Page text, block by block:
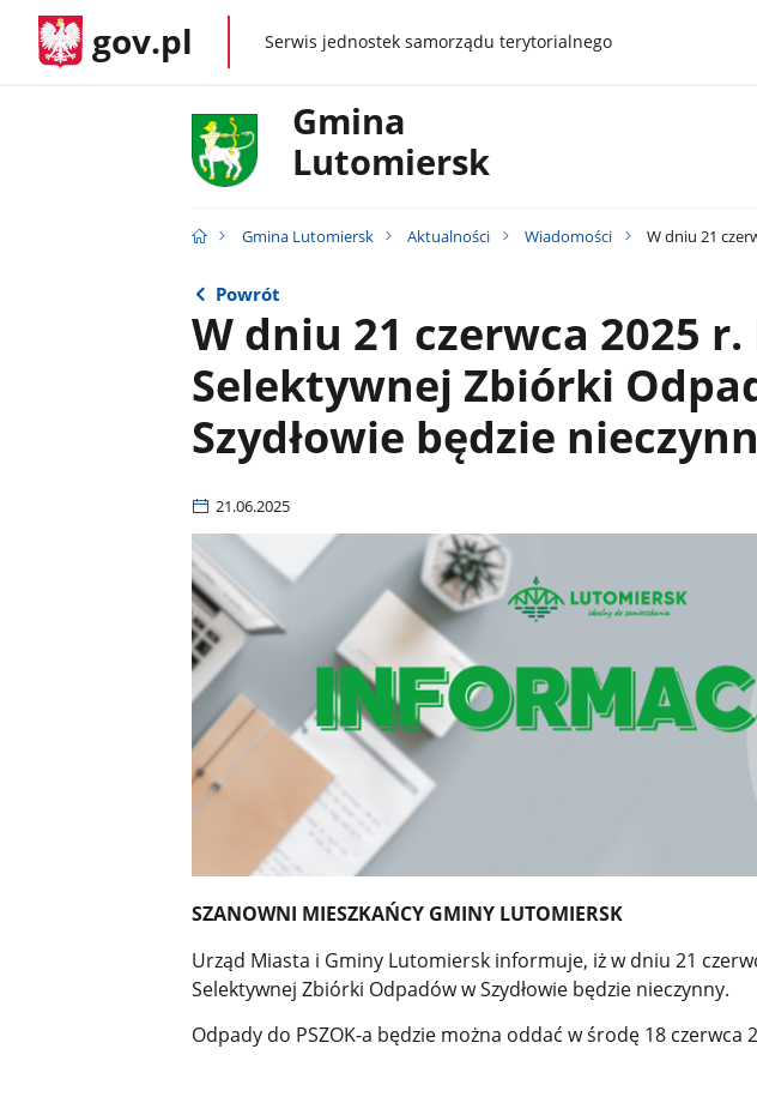
gov.pl gov.plSerwis jednostek samorządu terytorialnego
Gmina
Lutomiersk
Gmina Lutomiersk Aktualności Wiadomości W dniu 21
Powrót
W dniu 21 czerwca 2025
Selektywnej Zbiórki
Szydłowie będzie
21.06.2025
SZANOWNI MIESZKAŃCY GMINY LUTOMIERSK
Urząd Miasta i Gminy Lutomiersk informuje, iż w dniu 21
Selektywnej Zbiórki Odpadów w Szydłowie będzie nieczynny.
Odpady do PSZOK-a będzie można oddać w środę 18 czerwca